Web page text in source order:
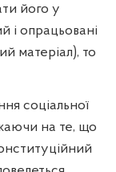
його у
і опрацьовані
матеріал), то
соціальної
на те, що